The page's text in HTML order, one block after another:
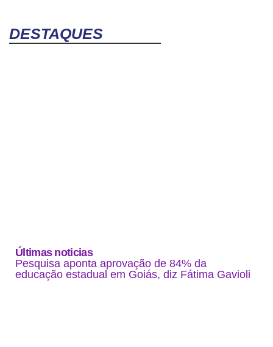
DESTAQUES
Últimas noticias
Pesquisa aponta aprovação de 84% da
educação estadual em Goiás, diz Fátima Gavioli